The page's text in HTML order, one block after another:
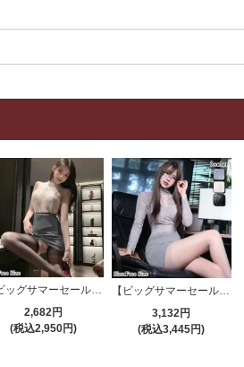
【ビッグサマーセール対象品】セクシーコスプレ(SEXYCOSPLAY) 4191
2,682円
(税込2,950円)
【ビッグサマーセール対象品】セクシーコスプレ(SEXYCOSPLAY) 4173
3,132円
(税込3,445円)